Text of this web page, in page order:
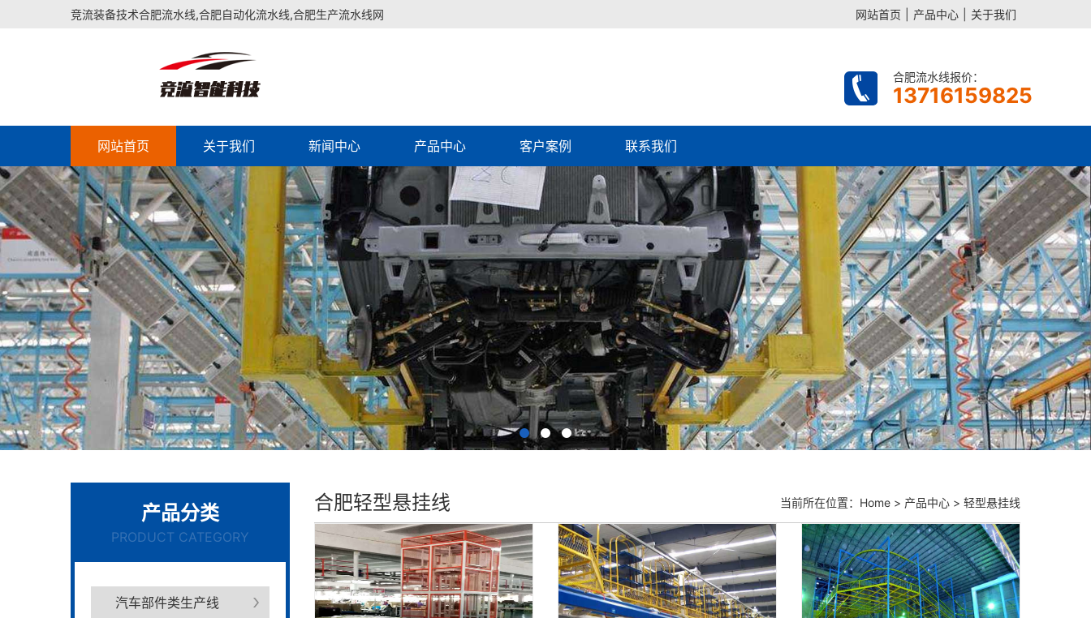
竞流装备技术合肥流水线,合肥自动化流水线,合肥生产流水线网 网站首页 产品中心 关于我们
合肥流水线报价：
13716159825
网站首页 关于我们 新闻中心 产品中心 客户案例 联系我们
产品分类
PRODUCT CATEGORY
汽车部件类生产线
合肥轻型悬挂线 当前所在位置： Home > 产品中心 > 轻型悬挂线